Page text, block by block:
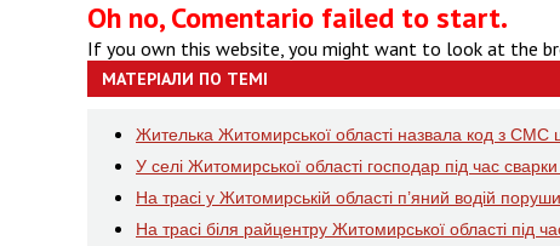
Oh no, Comentario failed to start.
If you own this website, you might want to look at the
МАТЕРІАЛИ ПО ТЕМІ
Жителька Житомирської області назвала код з
У селі Житомирської області господар під час
На трасі у Житомирській області п’яний водій
На трасі біля райцентру Житомирської області